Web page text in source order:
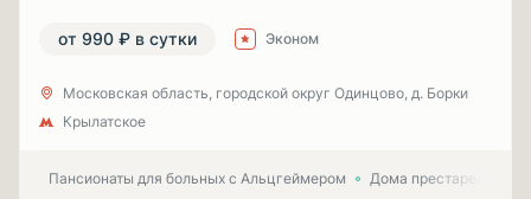
от 990 ₽ в сутки Эконом
Московская область, городской округ Одинцово, д. Борки
Крылатское
Пансионаты для больных с Альцгеймером Дома престарелых